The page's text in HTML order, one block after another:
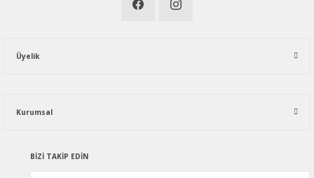
Üyelik
Kurumsal
BİZİ TAKİP EDİN